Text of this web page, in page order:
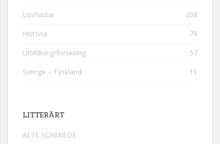
Löshästar 208
Historia 79
Utbildning/forskning 57
Sverige – Tyskland 11
LITTERÄRT
ALTE SCHMIEDE